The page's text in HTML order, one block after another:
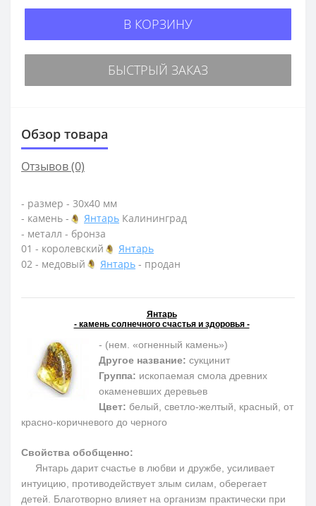
В КОРЗИНУ
БЫСТРЫЙ ЗАКАЗ
Обзор товара
Отзывов (0)
- размер - 30х40 мм
- камень -
Янтарь Калининград
- металл - бронза
01 - королевский
Янтарь
02 - медовый
Янтарь - продан
Янтарь
- камень солнечного счастья и здоровья -
- (нем. «огненный камень»)
Другое название: сукцинит
Группа: ископаемая смола древних
окаменевших деревьев
Цвет: белый, светло-желтый, красный, от
красно-коричневого до черного
Свойства обобщенно:
Янтарь дарит счастье в любви и дружбе, усиливает
интуицию, противодействует злым силам, оберегает
детей. Благотворно влияет на организм практически при